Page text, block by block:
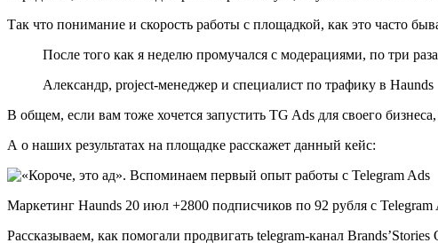
Так что понимание и скорость работы с площадкой, как это часто
После того как я неделю промучался с модерациями, по три
Александр, project-менеджер и специалист по трафику в Haunds
В общем, если вам тоже хочется запустить TG Ads для своего
А о наших результатах на площадке расскажет данный кейс:
Маркетинг Haunds 20 июл +2800 подписчиков по 92 рубля с Telegram
Рассказываем, как помогали продвигать telegram-канал Brands’Stories